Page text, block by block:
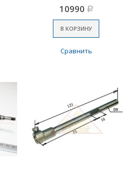
10990 Р
В КОРЗИНУ
Сравнить